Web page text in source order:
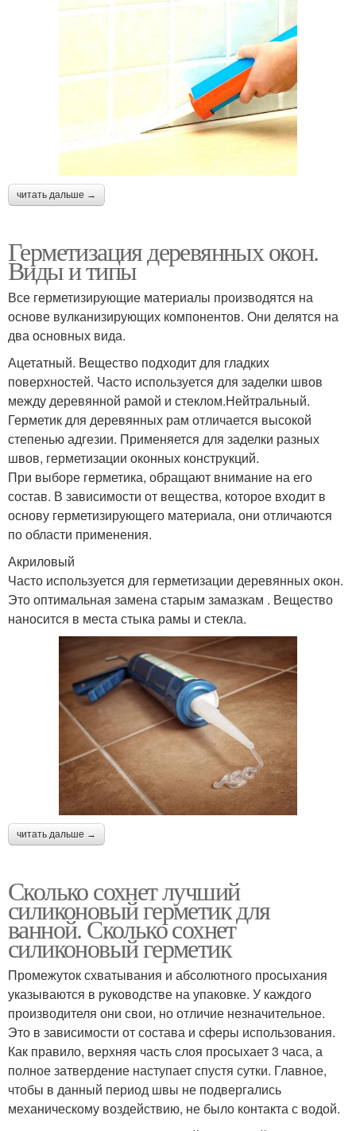
читать дальше →
Герметизация деревянных окон.
Виды и типы
Все герметизирующие материалы производятся на
основе вулканизирующих компонентов. Они делятся на
два основных вида.
Ацетатный. Вещество подходит для гладких
поверхностей. Часто используется для заделки швов
между деревянной рамой и стеклом.Нейтральный.
Герметик для деревянных рам отличается высокой
степенью адгезии. Применяется для заделки разных
швов, герметизации оконных конструкций.
При выборе герметика, обращают внимание на его
состав. В зависимости от вещества, которое входит в
основу герметизирующего материала, они отличаются
по области применения.
Акриловый
Часто используется для герметизации деревянных окон.
Это оптимальная замена старым замазкам . Вещество
наносится в места стыка рамы и стекла.
читать дальше →
Сколько сохнет лучший
силиконовый герметик для
ванной. Сколько сохнет
силиконовый герметик
Промежуток схватывания и абсолютного просыхания
указываются в руководстве на упаковке. У каждого
производителя они свои, но отличие незначительное.
Это в зависимости от состава и сферы использования.
Как правило, верхняя часть слоя просыхает 3 часа, а
полное затвердение наступает спустя сутки. Главное,
чтобы в данный период швы не подвергались
механическому воздействию, не было контакта с водой.